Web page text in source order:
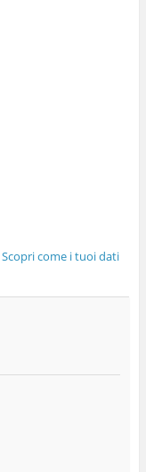
Scopri come i tuoi dati